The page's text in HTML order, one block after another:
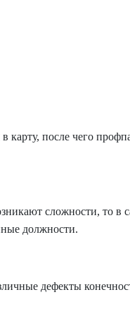
карту, после чего
сложности, то в
должности.
дефекты